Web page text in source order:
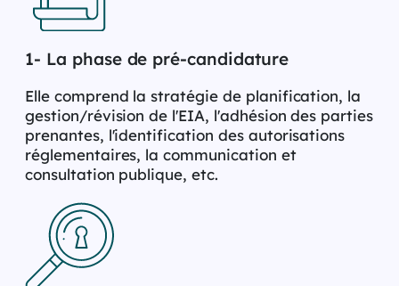
1- La phase de pré-candidature
Elle comprend la stratégie de planification, la
gestion/révision de l'EIA, l'adhésion des parties
prenantes, l'identification des autorisations
réglementaires, la communication et
consultation publique, etc. ​